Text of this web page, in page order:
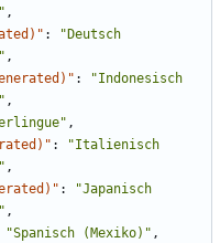
,
:
"Deutsch
,
:
"Indonesisch
,
,
:
"Italienisch
,
:
"Japanisch
,
"Spanisch (Mexiko)" ,